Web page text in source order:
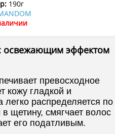
190г
освежающим эффектом
превосходное
кожу гладкой и
распределяется по
щетину, смягчает волос
его податливым.